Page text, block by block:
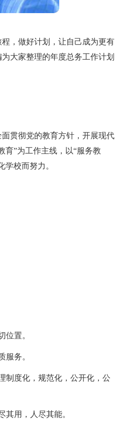
，做好计划，让自己成为更有
大家整理的年度总务工作计划
贯彻党的教育方针，开展现代
育”为工作主线，以“服务教
校而努力。
位置。
服务。
制度化，规范化，公开化，公
用，人尽其能。